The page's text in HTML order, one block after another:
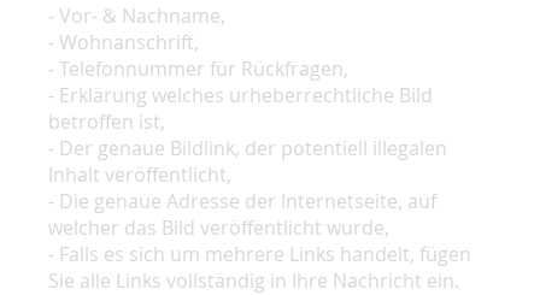
- Vor- & Nachname,
- Wohnanschrift,
- Telefonnummer für Rückfragen,
- Erklärung welches urheberrechtliche Bild
betroffen ist,
- Der genaue Bildlink, der potentiell illegalen
Inhalt veröffentlicht,
- Die genaue Adresse der Internetseite, auf
welcher das Bild veröffentlicht wurde,
- Falls es sich um mehrere Links handelt, fügen
Sie alle Links vollständig in Ihre Nachricht ein.